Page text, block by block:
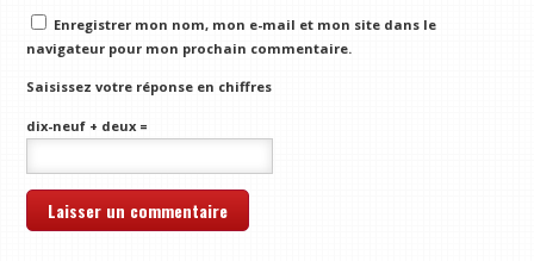
Enregistrer mon nom, mon e-mail et mon site dans le
navigateur pour mon prochain commentaire.
Saisissez votre réponse en chiffres
dix-neuf + deux =